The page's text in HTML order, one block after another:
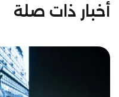
أخبار ذات صلة